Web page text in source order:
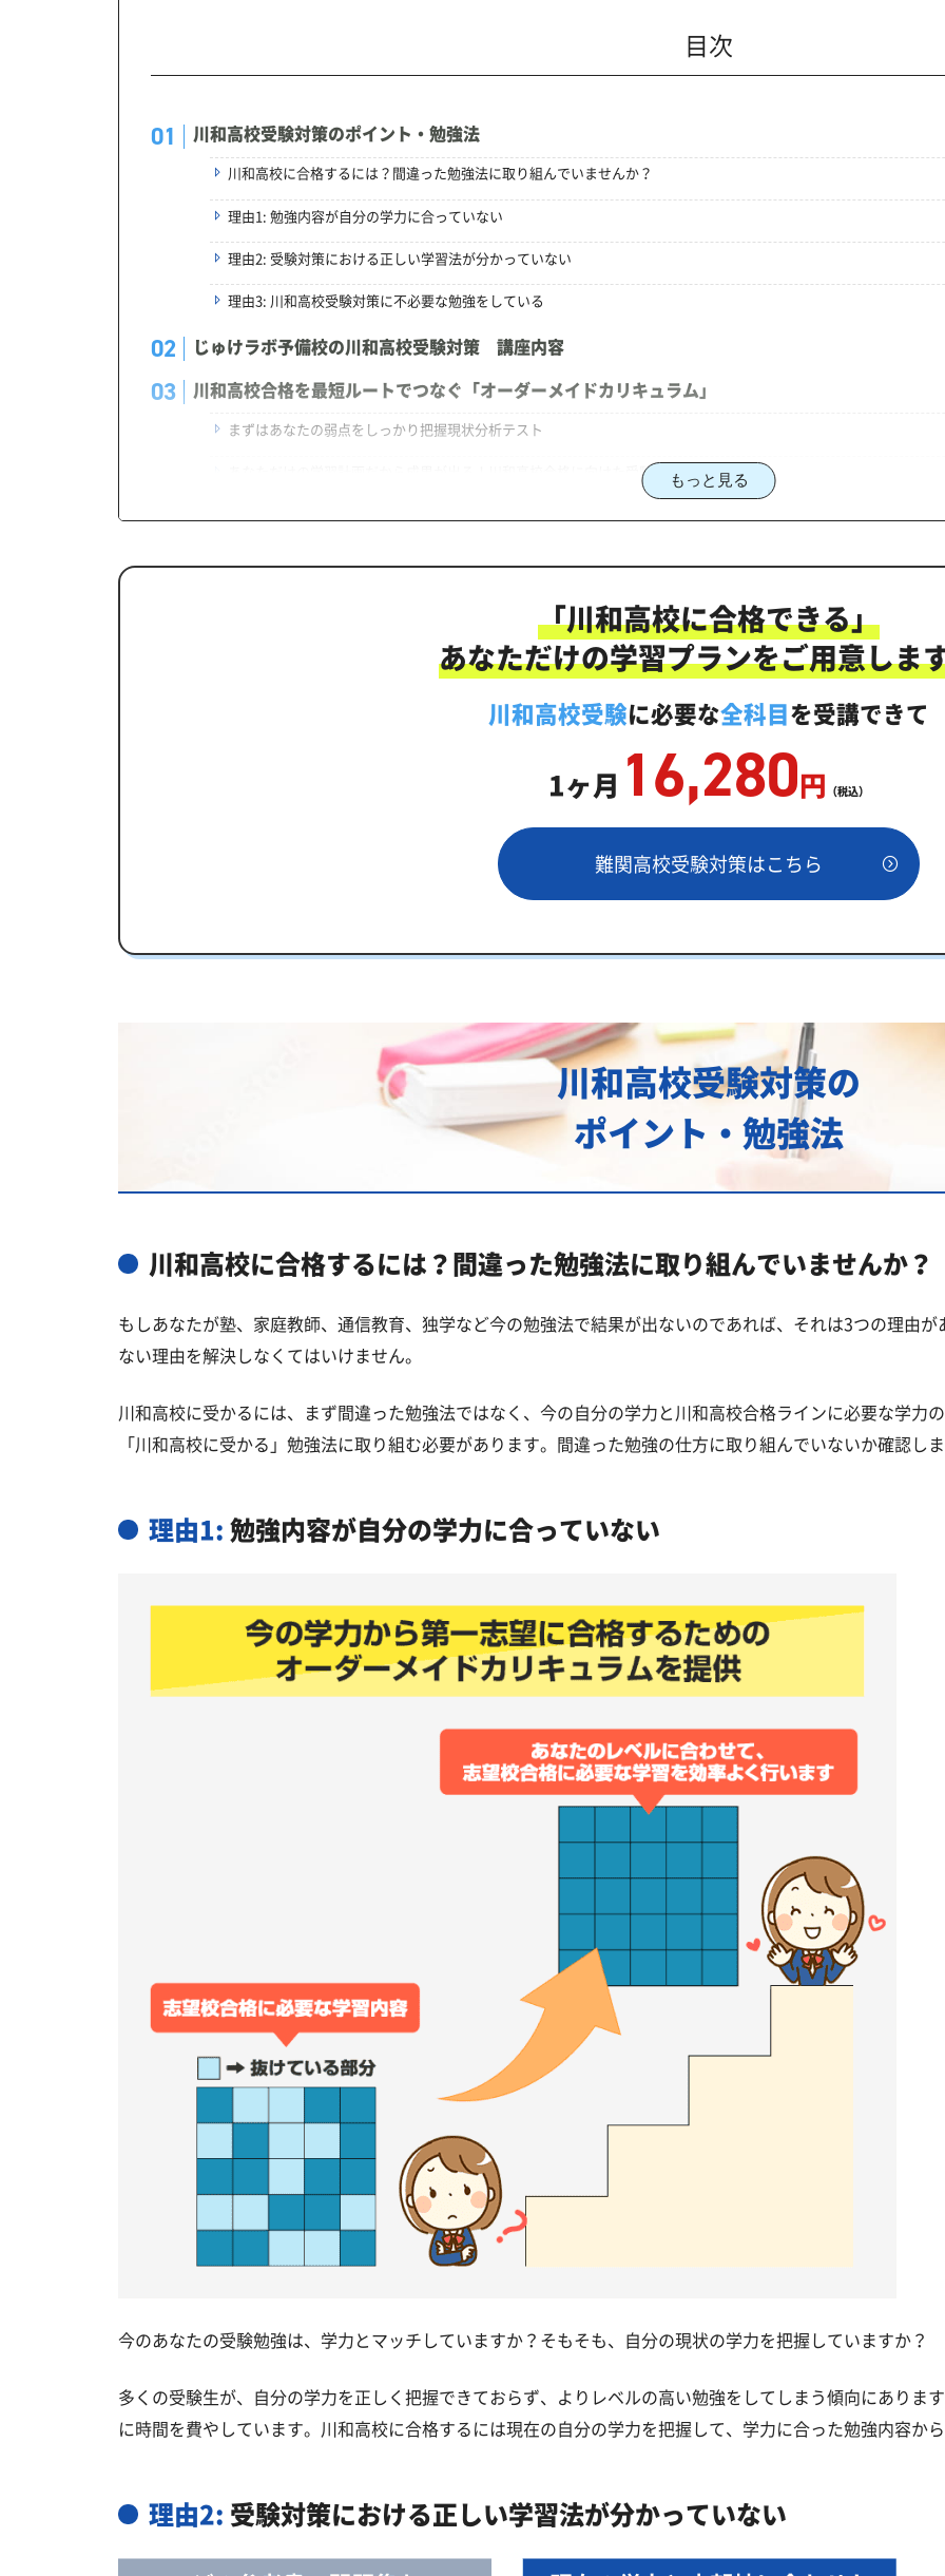
目次
川和高校受験対策のポイント・勉強法
川和高校に合格するには？間違った勉強法に取り組んでいませんか？
理由1: 勉強内容が自分の学力に合っていない
理由2: 受験対策における正しい学習法が分かっていない
理由3: 川和高校受験対策に不必要な勉強をしている
じゅけラボ予備校の川和高校受験対策 講座内容
川和高校合格を最短ルートでつなぐ「オーダーメイドカリキュラム」
まずはあなたの弱点をしっかり把握現状分析テスト
あなただけの学習計画だから成果が出る！川和高校合格に向けた受験対策カリキュラム
一人でも安心、学習相談
生徒にピッタリ合った「川和高校対策のオーダーメイドカリキュラム」だから成果が出る！
カリキュラムや料金についてお気軽にご相談ください
川和高校合格に必要な内申点の目安
川和高校合格するには内申点と偏差値両方が必要
川和高校の所在地・アクセス
川和高校卒業生の主な大学進学実績
私立大学
川和高校と偏差値が近い公立高校一覧
横浜市都筑区の他の公立高校
川和高校受験生からのよくある質問
もっと見る
「川和高校に合格できる」
あなただけの学習プランをご用意しま
川和高校受験に必要な全科目を受講できて
1ヶ月 16,280円 （税込）
難関高校受験対策はこちら
川和高校受験対策の
ポイント・勉強法
川和高校に合格するには？間違った勉強法に取り組んでいませんか？
もしあなたが塾、家庭教師、通信教育、独学など今の勉強法で結果が出ないのであれば、それは3つの理由
ない理由を解決しなくてはいけません。
川和高校に受かるには、まず間違った勉強法ではなく、今の自分の学力と川和高校合格ラインに必要な学力
「川和高校に受かる」勉強法に取り組む必要があります。間違った勉強の仕方に取り組んでいないか確認し
理由1:勉強内容が自分の学力に合っていない
今のあなたの受験勉強は、学力とマッチしていますか？そもそも、自分の現状の学力を把握していますか？
多くの受験生が、自分の学力を正しく把握できておらず、よりレベルの高い勉強をしてしまう傾向にありま
に時間を費やしています。川和高校に合格するには現在の自分の学力を把握して、学力に合った勉強内容か
理由2: 受験対策における正しい学習法が分かっていない